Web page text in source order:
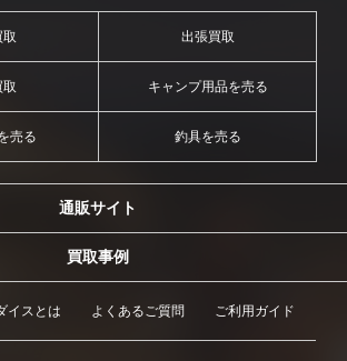
取 出張買取
取 キャンプ用品を売る
売る 釣具を売る
通販サイト
買取事例
イスとは よくあるご質問 ご利用ガイド